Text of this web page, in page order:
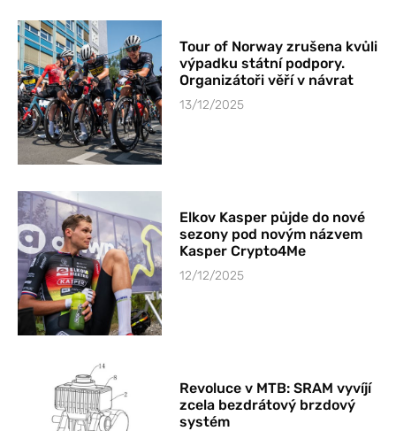
Tour of Norway zrušena kvůli
výpadku státní podpory.
Organizátoři věří v návrat
13/12/2025
Elkov Kasper půjde do nové
sezony pod novým názvem
Kasper Crypto4Me
12/12/2025
Revoluce v MTB: SRAM vyvíjí
zcela bezdrátový brzdový
systém